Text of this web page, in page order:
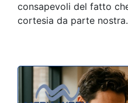
consapevoli del fatto
cortesia da parte nostra.